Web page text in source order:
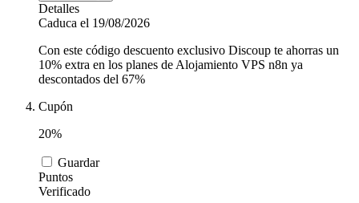
Detalles
Caduca el 19/08/2026
Con este código descuento exclusivo Discoup te ahorras un
10% extra en los planes de Alojamiento VPS n8n ya
descontados del 67%
Cupón
20%
Guardar
Puntos
Verificado